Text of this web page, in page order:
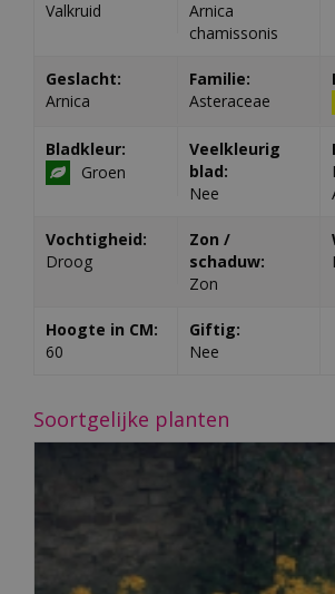
Valkruid
Arnica
chamissonis
Geslacht:
Arnica
Familie:
Asteraceae
Bladkleur:
Groen
Veelkleurig
blad:
Nee
Vochtigheid:
Droog
Zon /
schaduw:
Zon
Hoogte in CM:
60
Giftig:
Nee
Soortgelijke planten